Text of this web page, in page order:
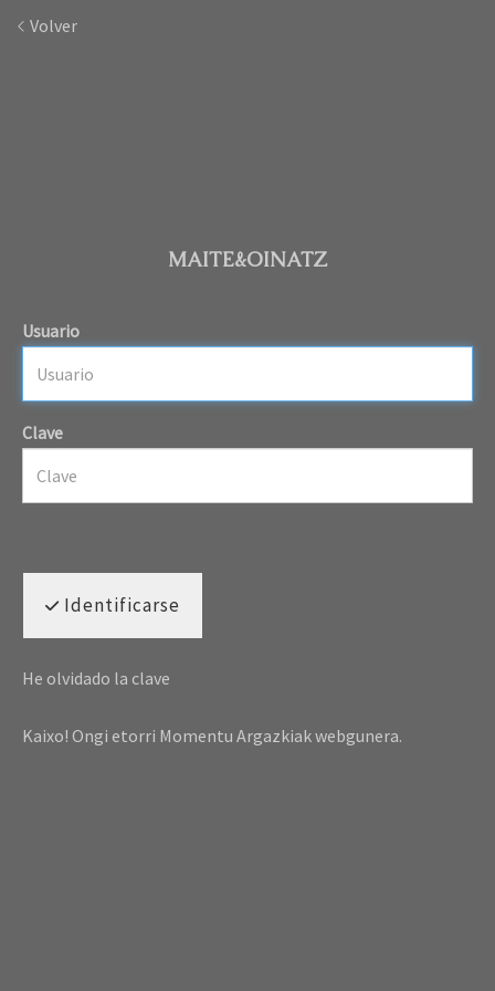
Volver
MAITE&OINATZ
Usuario
Clave
Identificarse
He olvidado la clave
Kaixo! Ongi etorri Momentu Argazkiak webgunera.